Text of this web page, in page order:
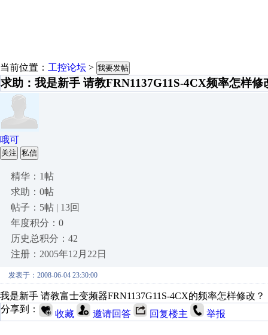
当前位置： 工控论坛 > 我要发帖
求助：我是新手 请教FRN1137G11S-4CX频率怎样修
哦可
关注 私信
精华：1帖
求助：0帖
帖子：5帖 | 13回
年度积分：0
历史总积分：42
注册：2005年12月22日
发表于：2008-06-04 23:30:00
我是新手 请教富士变频器FRN1137G11S-4CX的频率怎样修改？
分享到：
收藏 邀请回答 回复楼主 举报